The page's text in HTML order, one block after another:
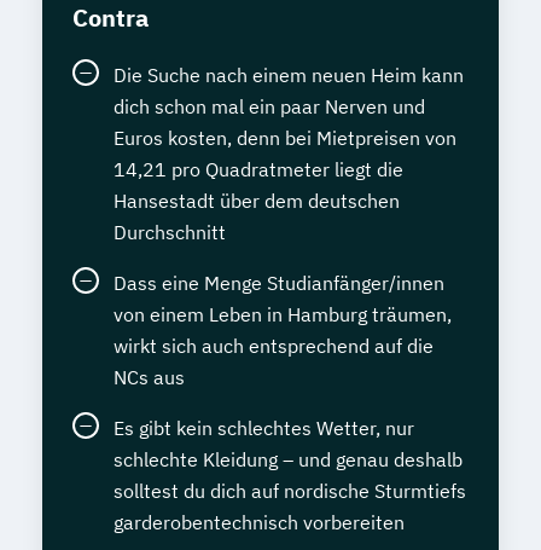
Contra
Die Suche nach einem neuen Heim kann
dich schon mal ein paar Nerven und
Euros kosten, denn bei Mietpreisen von
14,21 pro Quadratmeter liegt die
Hansestadt über dem deutschen
Durchschnitt
Dass eine Menge Studianfänger/innen
von einem Leben in Hamburg träumen,
wirkt sich auch entsprechend auf die
NCs aus
Es gibt kein schlechtes Wetter, nur
schlechte Kleidung – und genau deshalb
solltest du dich auf nordische Sturmtiefs
garderobentechnisch vorbereiten